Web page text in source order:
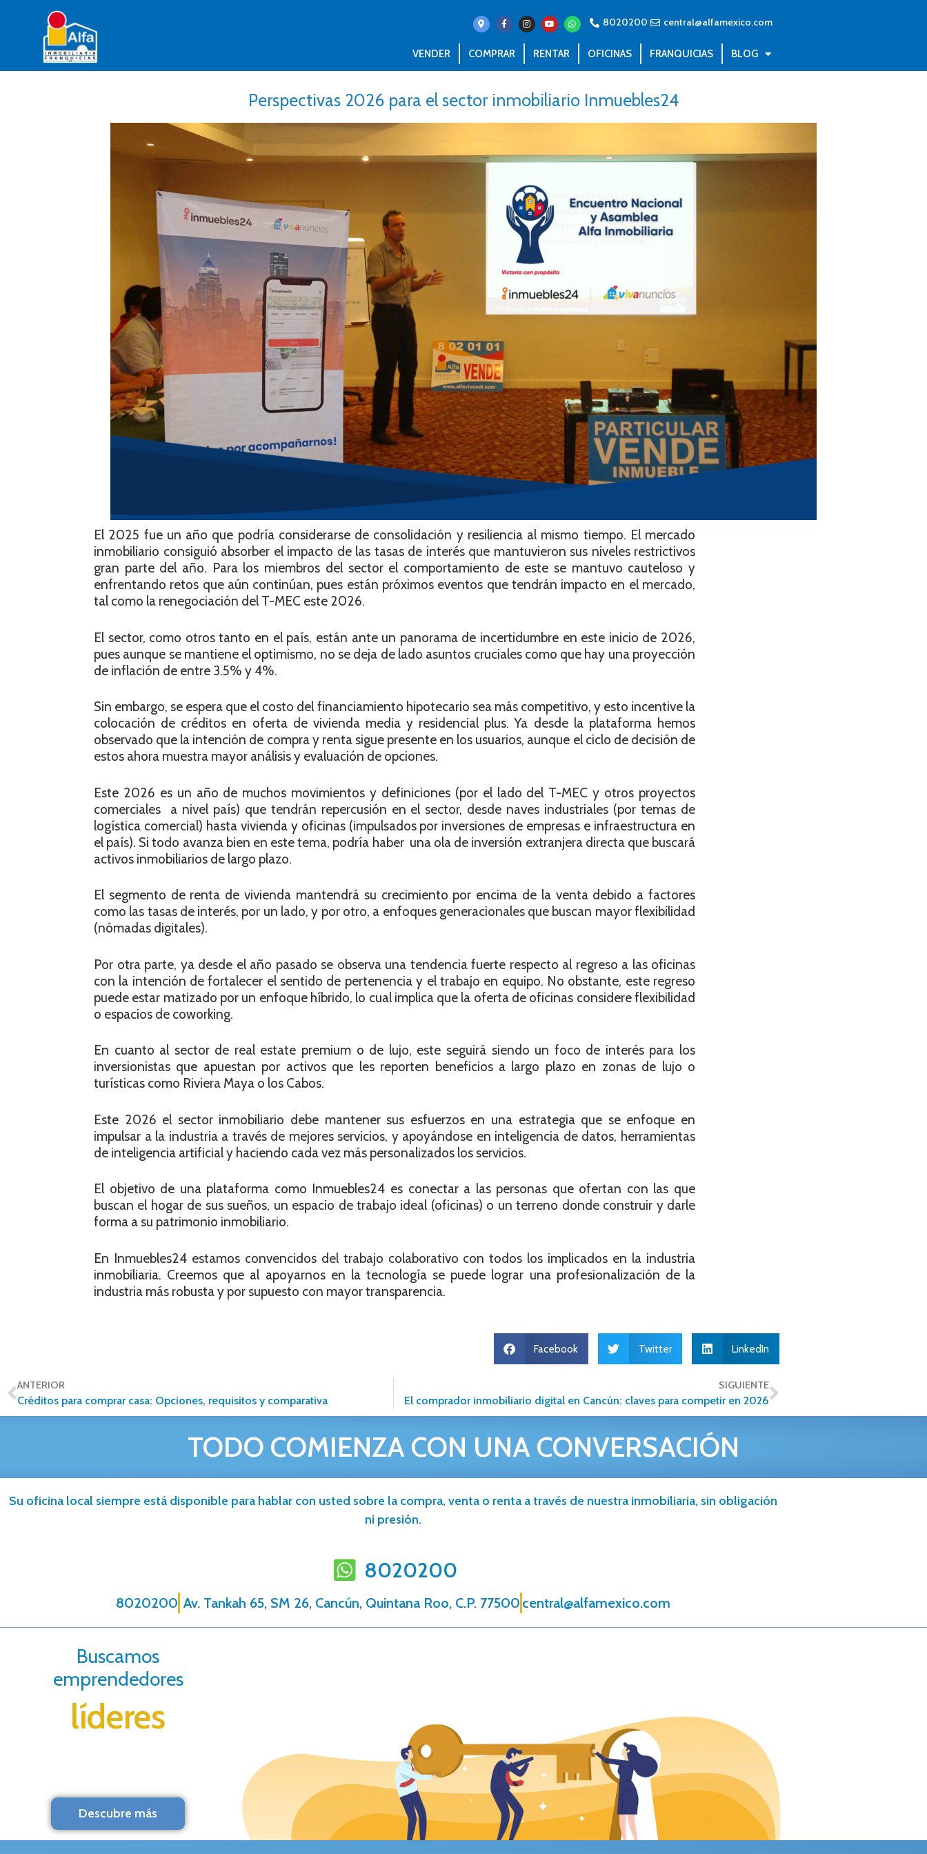
8020200 central@alfamexico.com
VENDER COMPRAR RENTAR OFICINAS FRANQUICIAS BLOG
Perspectivas 2026 para el sector inmobiliario Inmuebles24
El 2025 fue un año que podría considerarse de consolidación y resiliencia al mismo tiempo. El mercado
inmobiliario consiguió absorber el impacto de las tasas de interés que mantuvieron sus niveles restrictivos
gran parte del año. Para los miembros del sector el comportamiento de este se mantuvo cauteloso y
enfrentando retos que aún continúan, pues están próximos eventos que tendrán impacto en el mercado,
tal como la renegociación del T-MEC este 2026.
El sector, como otros tanto en el país, están ante un panorama de incertidumbre en este inicio de 2026,
pues aunque se mantiene el optimismo, no se deja de lado asuntos cruciales como que hay una proyección
de inflación de entre 3.5% y 4%.
Sin embargo, se espera que el costo del financiamiento hipotecario sea más competitivo, y esto incentive la
colocación de créditos en oferta de vivienda media y residencial plus. Ya desde la plataforma hemos
observado que la intención de compra y renta sigue presente en los usuarios, aunque el ciclo de decisión de
estos ahora muestra mayor análisis y evaluación de opciones.
Este 2026 es un año de muchos movimientos y definiciones (por el lado del T-MEC y otros proyectos
comerciales a nivel país) que tendrán repercusión en el sector, desde naves industriales (por temas de
logística comercial) hasta vivienda y oficinas (impulsados por inversiones de empresas e infraestructura en
el país). Si todo avanza bien en este tema, podría haber una ola de inversión extranjera directa que buscará
activos inmobiliarios de largo plazo.
El segmento de renta de vivienda mantendrá su crecimiento por encima de la venta debido a factores
como las tasas de interés, por un lado, y por otro, a enfoques generacionales que buscan mayor flexibilidad
(nómadas digitales).
Por otra parte, ya desde el año pasado se observa una tendencia fuerte respecto al regreso a las oficinas
con la intención de fortalecer el sentido de pertenencia y el trabajo en equipo. No obstante, este regreso
puede estar matizado por un enfoque híbrido, lo cual implica que la oferta de oficinas considere flexibilidad
o espacios de coworking.
En cuanto al sector de real estate premium o de lujo, este seguirá siendo un foco de interés para los
inversionistas que apuestan por activos que les reporten beneficios a largo plazo en zonas de lujo o
turísticas como Riviera Maya o los Cabos.
Este 2026 el sector inmobiliario debe mantener sus esfuerzos en una estrategia que se enfoque en
impulsar a la industria a través de mejores servicios, y apoyándose en inteligencia de datos, herramientas
de inteligencia artificial y haciendo cada vez más personalizados los servicios.
El objetivo de una plataforma como Inmuebles24 es conectar a las personas que ofertan con las que
buscan el hogar de sus sueños, un espacio de trabajo ideal (oficinas) o un terreno donde construir y darle
forma a su patrimonio inmobiliario.
En Inmuebles24 estamos convencidos del trabajo colaborativo con todos los implicados en la industria
inmobiliaria. Creemos que al apoyarnos en la tecnología se puede lograr una profesionalización de la
industria más robusta y por supuesto con mayor transparencia.
Facebook Twitter LinkedIn
ANTERIOR
Créditos para comprar casa: Opciones, requisitos y comparativa
SIGUIENTE
El comprador inmobiliario digital en Cancún: claves para competir en 2026
TODO COMIENZA CON UNA CONVERSACIÓN
Su oficina local siempre está disponible para hablar con usted sobre la compra, venta o renta a través de nuestra inmobiliaria, sin obligación
ni presión.
8020200
8020200 Av. Tankah 65, SM 26, Cancún, Quintana Roo, C.P. 77500 central@alfamexico.com
Buscamos
emprendedores
líderes
Descubre más